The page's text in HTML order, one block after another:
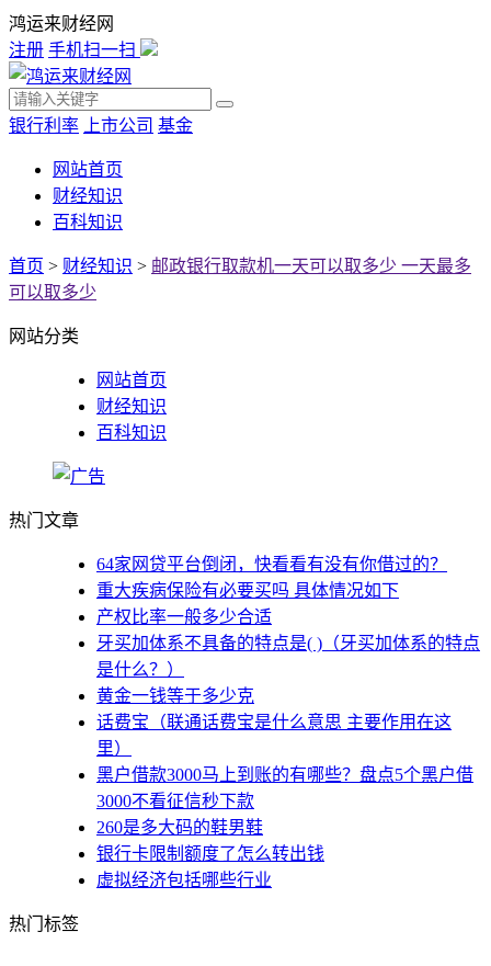
鸿运来财经网
注册 手机扫一扫
银行利率 上市公司 基金
网站首页
财经知识
百科知识
首页 > 财经知识 > 邮政银行取款机一天可以取多少 一天最多
可以取多少
网站分类
网站首页
财经知识
百科知识
热门文章
64家网贷平台倒闭，快看看有没有你借过的？
重大疾病保险有必要买吗 具体情况如下
产权比率一般多少合适
牙买加体系不具备的特点是( )（牙买加体系的特点
是什么？）
黄金一钱等于多少克
话费宝（联通话费宝是什么意思 主要作用在这
里）
黑户借款3000马上到账的有哪些？盘点5个黑户借
3000不看征信秒下款
260是多大码的鞋男鞋
银行卡限制额度了怎么转出钱
虚拟经济包括哪些行业
热门标签